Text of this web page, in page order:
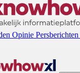
Opinie Persberichten